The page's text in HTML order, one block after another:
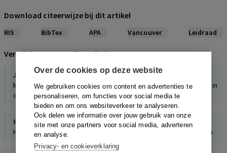
Over de cookies op deze website
We gebruiken cookies om content en advertenties te
personaliseren, om functies voor social media te
bieden en om ons websiteverkeer te analyseren.
Ook delen we informatie over jouw gebruik van onze
site met onze partners voor social media, adverteren
en analyse.
Privacy- en cookieverklaring
Download citeerwijze bij dit artikel
RIS BibTex APA Vancouver Leidraad
Verwijzingen naar dit artikel
J.G. Sijmons
Maatschappelijk ondernemen en toezicht op publieke belangen in
de zorg?
M.E. Gelpke,W.I. Koelewijn
Het wetsvoorstel Wet aanvulling instrumenten bekostiging WMG